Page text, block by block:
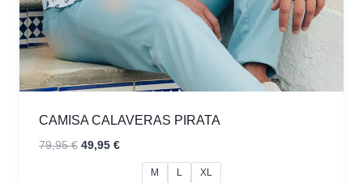
CAMISA CALAVERAS PIRATA
79,95€ El
49,95 €El
precio
M L XL